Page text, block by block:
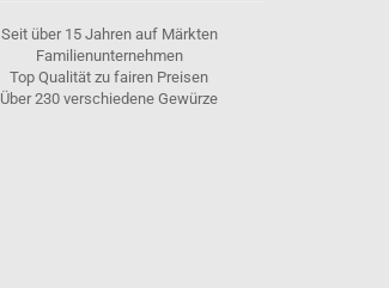
Seit über 15 Jahren auf Märkten
Familienunternehmen
Top Qualität zu fairen Preisen
Über 230 verschiedene Gewürze